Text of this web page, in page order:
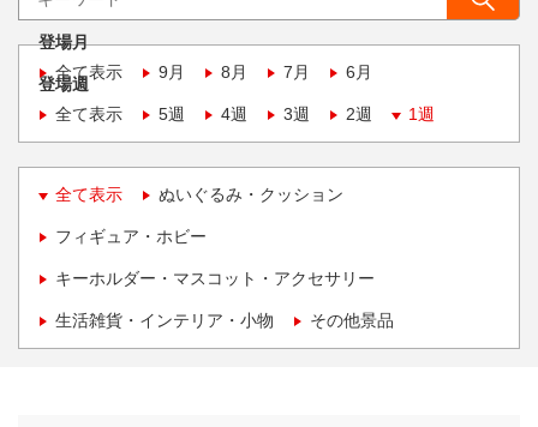
登場月
全て表示
9月 8月 7月 6月
登場週
全て表示
5週 4週 3週 2週 1週
全て表示 ぬいぐるみ・クッション
フィギュア・ホビー
キーホルダー・マスコット・アクセサリー
生活雑貨・インテリア・小物 その他景品